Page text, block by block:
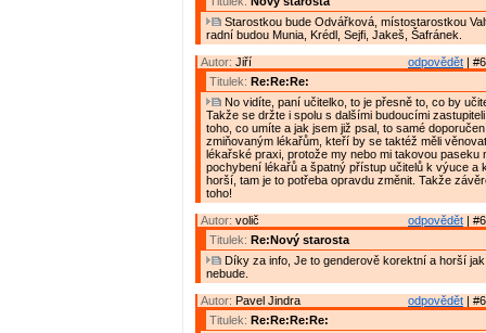
Starostkou bude Odvářková, místostarostkou
radní budou Munia, Krédl, Sejfi, Jakeš, Šafránek.
odpovědět |
Autor: Jiří
Titulek: Re:Re:Re:
No vidíte, paní učitelko, to je přesně to, co by
Takže se držte i spolu s dalšími budoucími
toho, co umíte a jak jsem již psal, to samé
zmiňovaným lékařům, kteří by se taktéž měli
lékařské praxi, protože my nebo mi takovou paseku
pochybení lékařů a špatný přístup učitelů k výuce a
horší, tam je to potřeba opravdu změnit. Takže
toho!
odpovědět |
Autor: volič
Titulek: Re:Nový starosta
Díky za info, Je to genderově korektní a horší
nebude.
odpovědět |
Autor: Pavel Jindra
Titulek: Re:Re:Re:Re: